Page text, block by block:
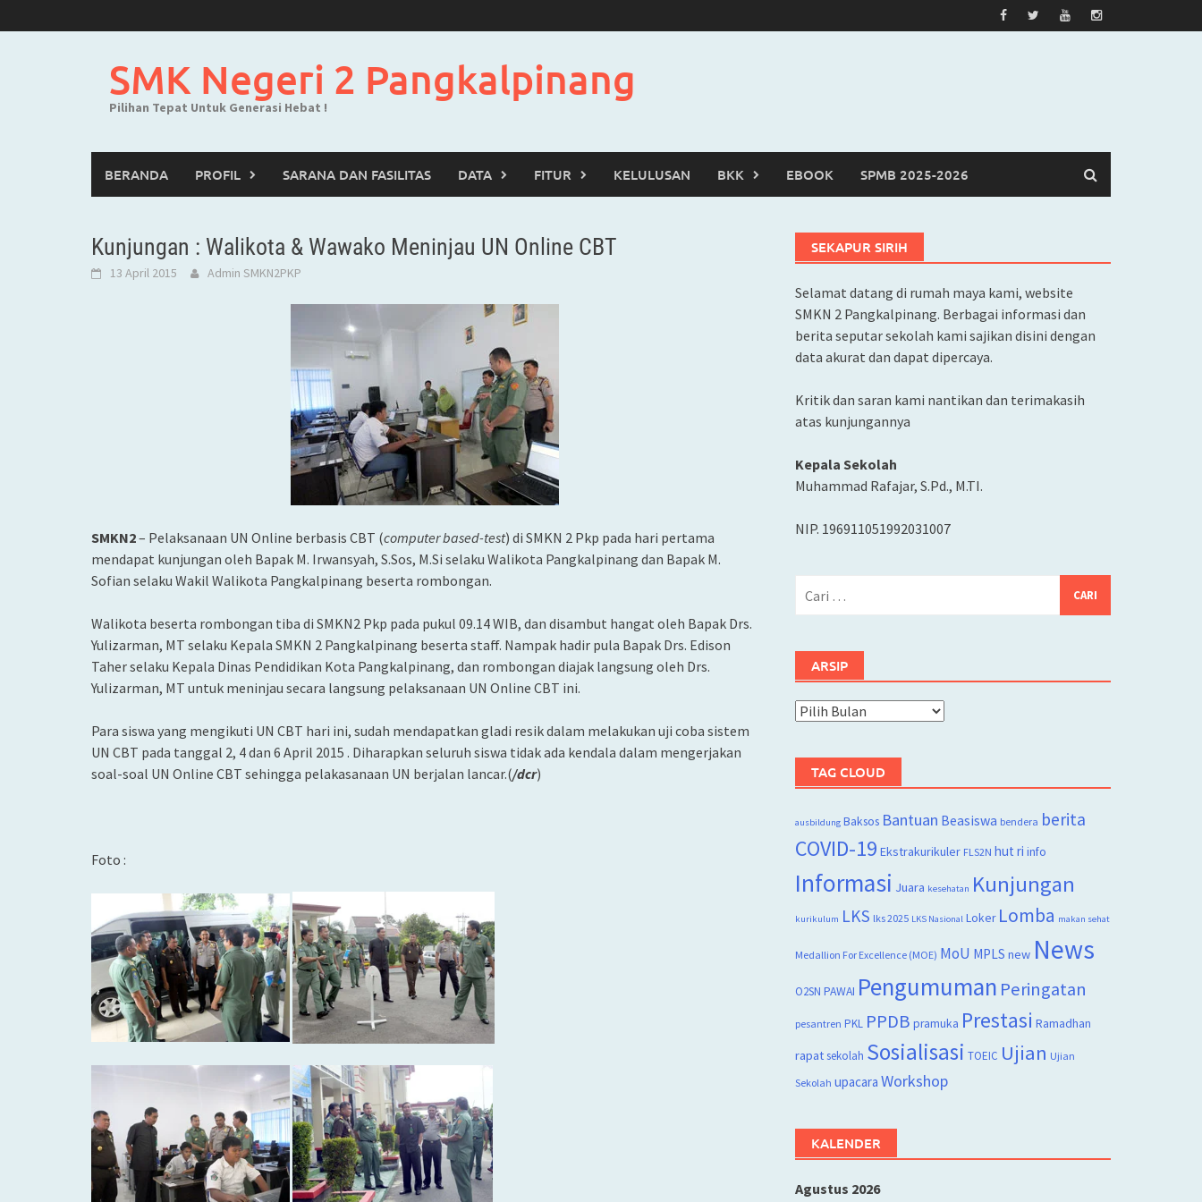
to
SMK Negeri 2 Pangkalpinang
Pilihan Tepat Untuk Generasi Hebat !
BERANDA PROFIL SARANA DAN FASILITAS DATA FITUR KELULUSAN BKK EBOOK SPMB 2025-2026
Kunjungan : Walikota & Wawako Meninjau UN Online CBT
13 April 2015 Admin SMKN2PKP
SMKN2– Pelaksanaan UN Online berbasis CBT (computer based-test) di SMKN 2 Pkp pada hari pertama
mendapat kunjungan oleh Bapak M. Irwansyah, S.Sos, M.Si selaku Walikota Pangkalpinang dan Bapak M.
Sofian selaku Wakil Walikota Pangkalpinang beserta rombongan.
Walikota beserta rombongan tiba di SMKN2 Pkp pada pukul 09.14 WIB, dan disambut hangat oleh Bapak Drs.
Yulizarman, MT selaku Kepala SMKN 2 Pangkalpinang beserta staff. Nampak hadir pula Bapak Drs. Edison
Taher selaku Kepala Dinas Pendidikan Kota Pangkalpinang, dan rombongan diajak langsung oleh Drs.
Yulizarman, MT untuk meninjau secara langsung pelaksanaan UN Online CBT ini.
Para siswa yang mengikuti UN CBT hari ini, sudah mendapatkan gladi resik dalam melakukan uji coba sistem
UN CBT pada tanggal 2, 4 dan 6 April 2015 . Diharapkan seluruh siswa tidak ada kendala dalam mengerjakan
soal-soal UN Online CBT sehingga pelakasanaan UN berjalan lancar.(/dcr)
Foto :
SEKAPUR SIRIH
Selamat datang di rumah maya kami, website
SMKN 2 Pangkalpinang. Berbagai informasi dan
berita seputar sekolah kami sajikan disini dengan
data akurat dan dapat dipercaya.
Kritik dan saran kami nantikan dan terimakasih
atas kunjungannya
Kepala Sekolah
Muhammad Rafajar, S.Pd., M.TI.
NIP. 196911051992031007
ARSIP
Arsip
TAG CLOUD
ausbildung Baksos Bantuan Beasiswa bendera berita
COVID-19 Ekstrakurikuler FLS2N hut ri info
Informasi Juara kesehatan Kunjungan
kurikulum LKS lks 2025 LKS Nasional Loker Lomba makan sehat
Medallion For Excellence (MOE) MoU MPLS new News
O2SN PAWAI Pengumuman Peringatan
pesantren PKL PPDB pramuka Prestasi Ramadhan
rapatsekolah Sosialisasi TOEIC Ujian Ujian
Sekolah upacara Workshop
KALENDER
Agustus 2026